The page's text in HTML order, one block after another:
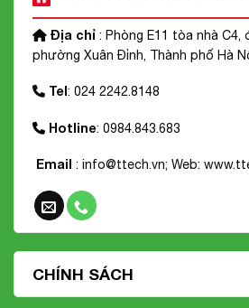
Địa chỉ : Phòng E11 tòa nhà C4,
phường Xuân Đỉnh, Thành phố Hà
Tel : 024 2242.8148
Hotline: 0984.843.683
Email : info@ttech.vn; Web:
CHÍNH SÁCH